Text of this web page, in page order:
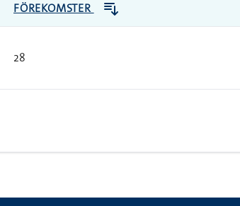
FÖREKOMSTER
28